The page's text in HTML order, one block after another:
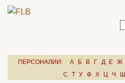
ПЕРСОНАЛИИ: А Б В Г Д Е Ж
С
Т У Ф Х Ц Ч Ш